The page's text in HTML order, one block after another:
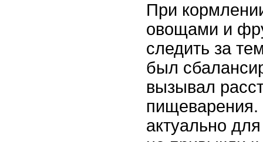
При
овощами и
следить за
был
вызывал
актуально